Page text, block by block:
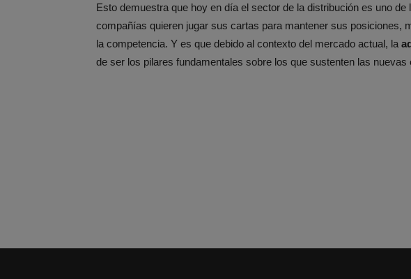
Esto demuestra que hoy en día el sector de la distribución es uno
compañías quieren jugar sus cartas para mantener sus posiciones,
la competencia. Y es que debido al contexto del mercado actual, la
de ser los pilares fundamentales sobre los que sustenten las